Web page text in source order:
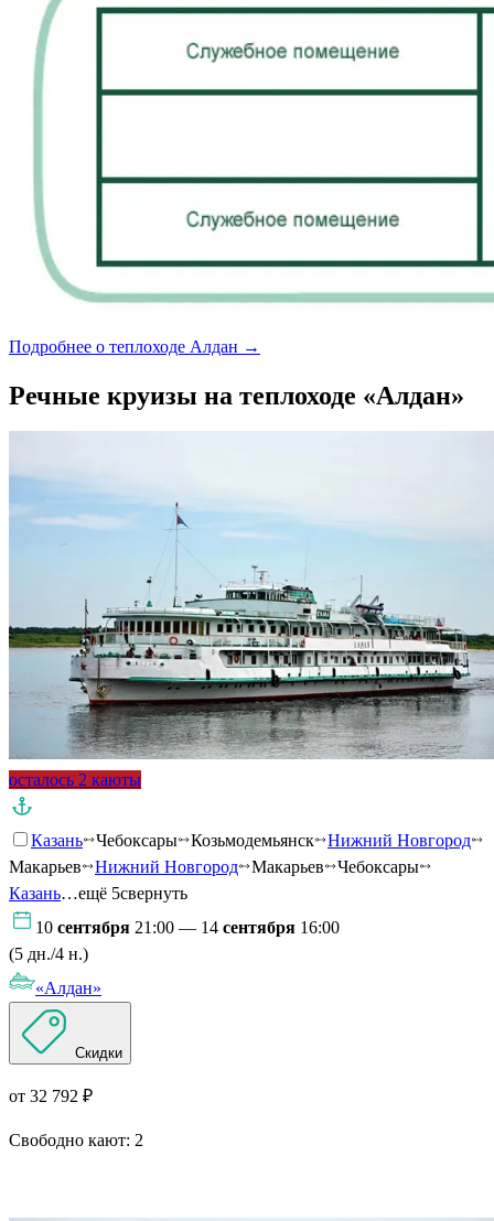
Подробнее о теплоходе Алдан →
Речные круизы на теплоходе «Алдан»
осталось 2 каюты
Казань Чебоксары Козьмодемьянск
Нижний Новгород
Макарьев
Нижний Новгород Макарьев
Чебоксары
Казань…ещё 5свернуть
10 сентября 21:00 — 14 сентября 16:00
(5 дн./4 н.)
«Алдан»
Скидки
от 32 792 ₽
Свободно кают: 2